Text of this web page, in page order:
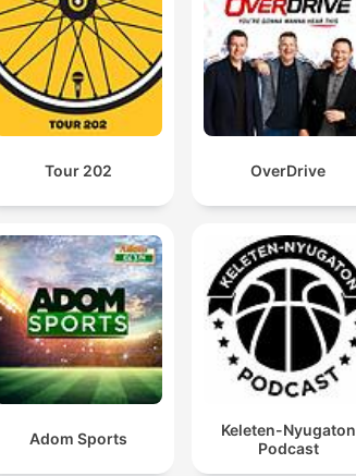
Tour 202 OverDrive
Adom Sports
Keleten-Nyugaton
Podcast